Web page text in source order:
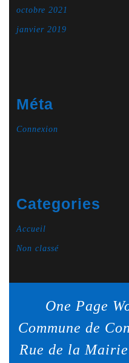
octobre 2021
janvier 2019
Méta
Connexion
Categories
Accueil
Non classé
One Page
Commune de
Rue de la